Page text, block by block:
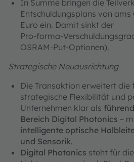
In Summe bringen die
Entschuldungsplans von ams
Euro ein. Damit sinkt der
OSRAM-Put-Optionen).
Strategische Neuausrichtung
Die Transaktion erweitert die
strategische Flexibilität und
Unternehmen klar als
Bereich Digital Photonics –
intelligente optische
und Sensorik.
Digital Photonics steht für